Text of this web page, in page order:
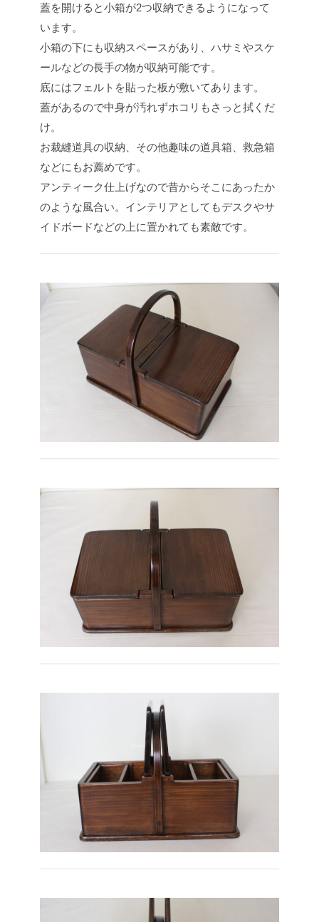
蓋を開けると小箱が2つ収納できるようになって
います。
小箱の下にも収納スペースがあり、ハサミやスケ
ールなどの長手の物が収納可能です。
底にはフェルトを貼った板が敷いてあります。
蓋があるので中身が汚れずホコリもさっと拭くだ
け。
お裁縫道具の収納、その他趣味の道具箱、救急箱
などにもお薦めです。
アンティーク仕上げなので昔からそこにあったか
のような風合い。インテリアとしてもデスクやサ
イドボードなどの上に置かれても素敵です。